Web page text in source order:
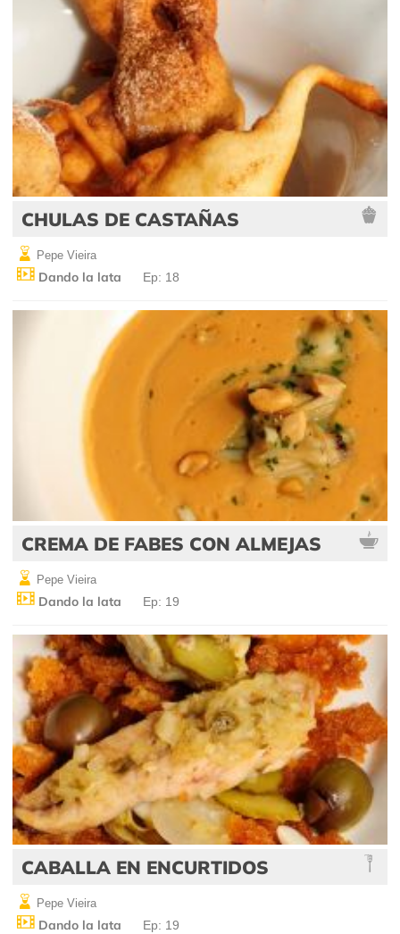
CHULAS DE CASTAÑAS
Pepe Vieira
Dando la lata Ep: 18
CREMA DE FABES CON ALMEJAS
Pepe Vieira
Dando la lata Ep: 19
CABALLA EN ENCURTIDOS
Pepe Vieira
Dando la lata Ep: 19